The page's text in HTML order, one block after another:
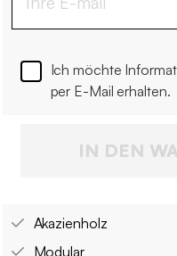
Ich möchte
per E-Mail erhalten.
IN DEN
Akazienholz
Modular